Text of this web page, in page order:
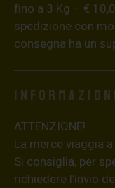
fino a 3 Kg – €
spedizione con
consegna ha un
ATTENZIONE!
La merce viaggia
Si consiglia, per
richiedere l’invio